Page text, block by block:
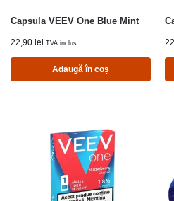
Capsula VEEV One Blue Mint
22,90 lei TVA inclus
Adaugă în coș